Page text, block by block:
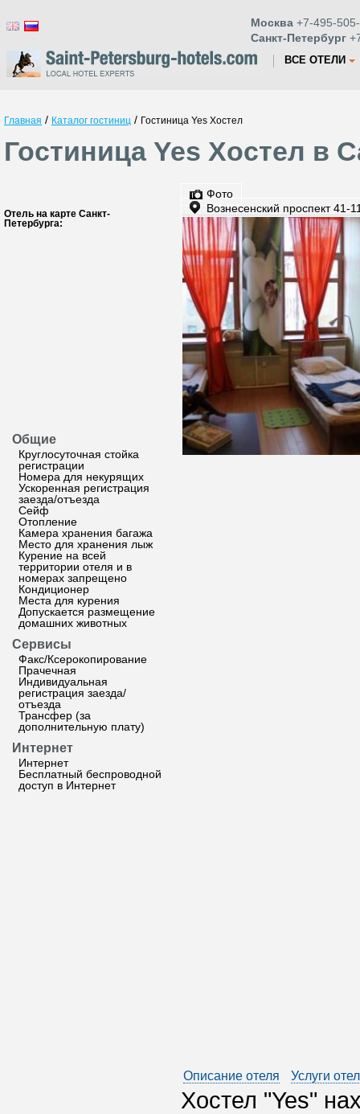
Москва +7-495-
Санкт-Петербург
ВСЕ ОТЕЛИ
Главная / Каталог гостиниц / Гостиница Yes Хостел
Гостиница Yes Хостел в
Отель на карте Санкт-
Петербурга:
Общие
Круглосуточная стойка
регистрации
Номера для некурящих
Ускоренная регистрация
заезда/отъезда
Сейф
Отопление
Камера хранения багажа
Место для хранения лыж
Курение на всей
территории отеля и в
номерах запрещено
Кондиционер
Места для курения
Допускается размещение
домашних животных
Сервисы
Факс/Ксерокопирование
Прачечная
Индивидуальная
регистрация заезда/
отъезда
Трансфер (за
дополнительную плату)
Интернет
Интернет
Бесплатный беспроводной
доступ в Интернет
Фото
Вознесенский проспект 41-
Описание отеля Услуги
Хостел "Yes"